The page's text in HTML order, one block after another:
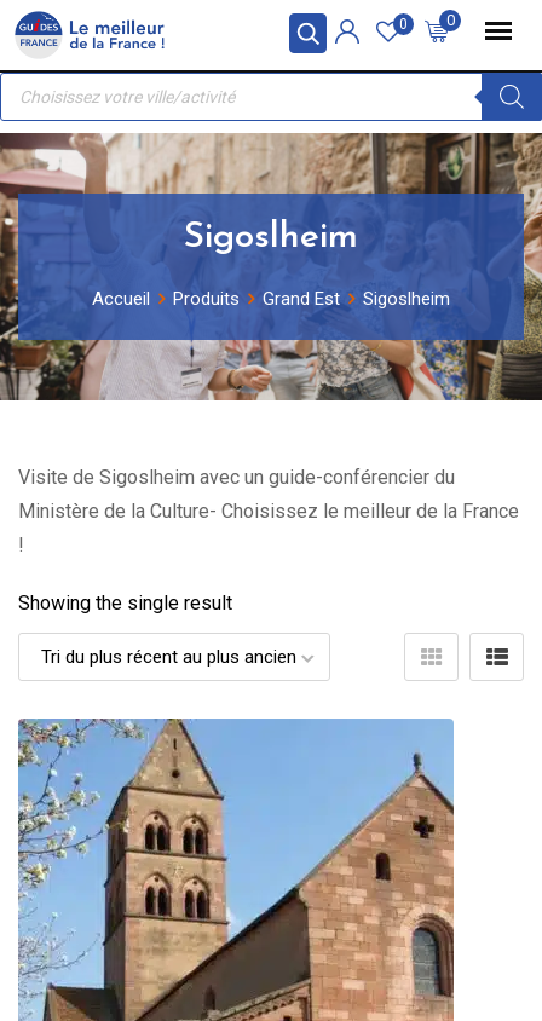
Panneau de gestion des cookies
Skip
content
0
0
Recherche
produits
Sigoslheim
Accueil Produits Grand Est Sigoslheim
Visite de Sigoslheim avec un guide-conférencier du
Ministère de la Culture- Choisissez le meilleur de la France
!
Showing the single result